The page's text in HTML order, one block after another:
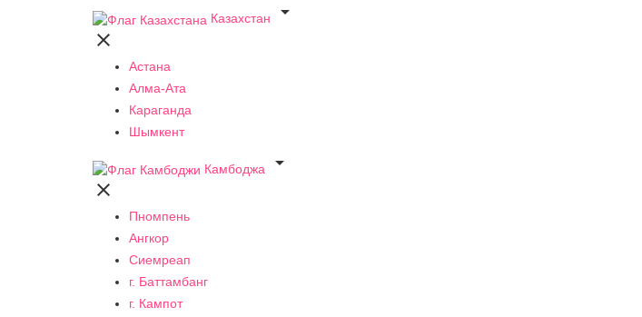
Казахстан


Астана
Алма-Ата
Караганда
Шымкент
Камбоджа


Пномпень
Ангкор
Сиемреап
г. Баттамбанг
г. Кампот